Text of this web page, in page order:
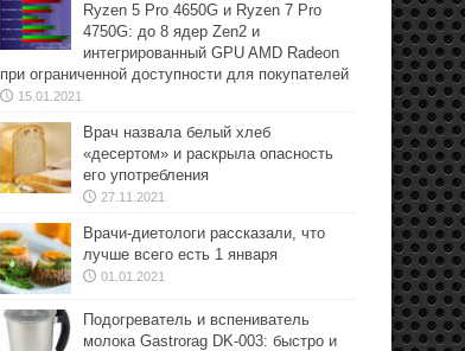
Ryzen 5 Pro 4650G и Ryzen 7 Pro
4750G: до 8 ядер Zen2 и
интегрированный GPU AMD Radeon
при ограниченной доступности для покупателей
15.01.2021
Врач назвала белый хлеб
«десертом» и раскрыла опасность
его употребления
27.11.2021
Врачи-диетологи рассказали, что
лучше всего есть 1 января
01.01.2021
Подогреватель и вспениватель
молока Gastrorag DK-003: быстро и